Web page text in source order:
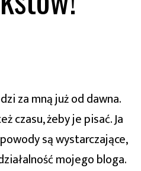
za mną już od dawna.
czasu, żeby je pisać. Ja
są wystarczające,
mojego bloga.